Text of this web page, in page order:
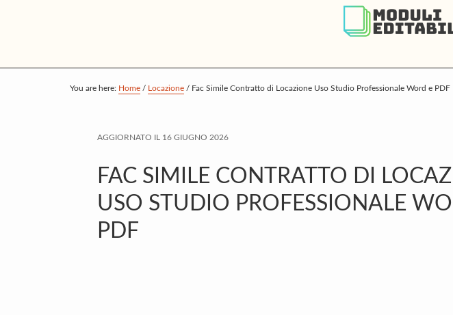
p
p
p
You are here: Home / Locazione / Fac Simile Contratto di Locazione Uso Studio Professionale Word e PDF
AGGIORNATO IL 16 GIUGNO 2026
FAC SIMILE CONTRATTO DI
USO STUDIO PROFESSIONALE
PDF